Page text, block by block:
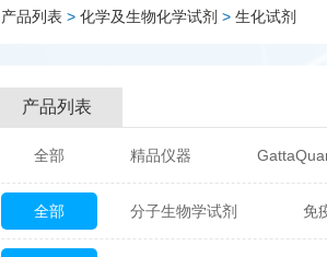
产品列表 > 化学及生物化学试剂 > 生化试剂
产品列表
全部 精品仪器
Glycon Biochem Sterlitech
全部 分子生物学试剂 免